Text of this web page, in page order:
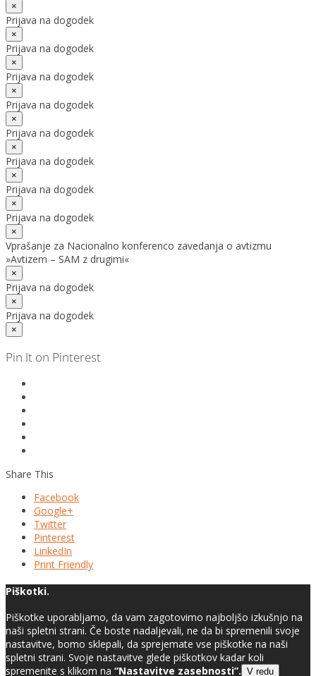
×
Prijava na dogodek
×
Prijava na dogodek
×
Prijava na dogodek
×
Prijava na dogodek
×
Prijava na dogodek
×
Prijava na dogodek
×
Prijava na dogodek
×
Prijava na dogodek
×
Vprašanje za Nacionalno konferenco zavedanja o avtizmu
»Avtizem – SAM z drugimi«
×
Prijava na dogodek
×
Prijava na dogodek
×
Pin It on Pinterest
Share This
Facebook
Google+
Twitter
Pinterest
LinkedIn
Print Friendly
Piškotki.
Piškotke uporabljamo, da vam zagotovimo najboljšo izkušnjo na
naši spletni strani. Če boste nadaljevali, ne da bi spremenili svoje
nastavitve, bomo sklepali, da sprejemate vse piškotke na naši
spletni strani. Svoje nastavitve glede piškotkov kadar koli
spremenite s klikom na “Nastavitve zasebnosti”. V redu